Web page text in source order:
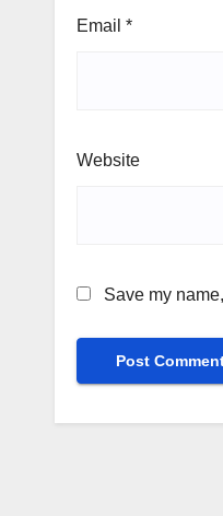
Email *
Website
Save my